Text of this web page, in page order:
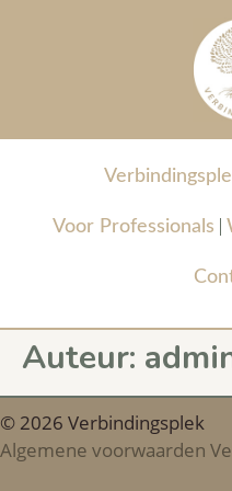
Voor Professionals
Auteur:
© 2026 Verbindingsplek
Algemene voorwaarden